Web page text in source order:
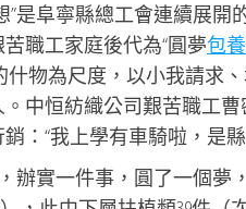
”是阜寧縣總工會連續展
職工家庭後代為“圓夢包
什物為尺度，以小我請求
中恒紡織公司艱苦職工
：“我上學有車騎啦，是
辦實一件事，圓了一個夢